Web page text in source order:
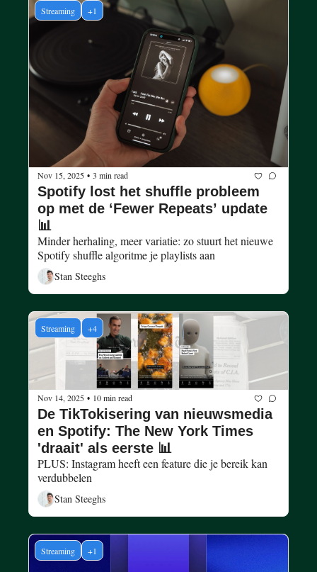
Streaming +1
Nov 15, 2025 • 3 min read
Spotify lost het shuffle probleem
op met de ‘Fewer Repeats’ update
📊
Minder herhaling, meer variatie: zo stuurt het nieuwe
Spotify shuffle algoritme je playlists aan
Stan Steeghs
Streaming +4
Nov 14, 2025 • 10 min read
De TikTokisering van nieuwsmedia
en Spotify: The New York Times
'draait' als eerste 📊
PLUS: Instagram heeft een feature die je bereik kan
verdubbelen
Stan Steeghs
Streaming +1